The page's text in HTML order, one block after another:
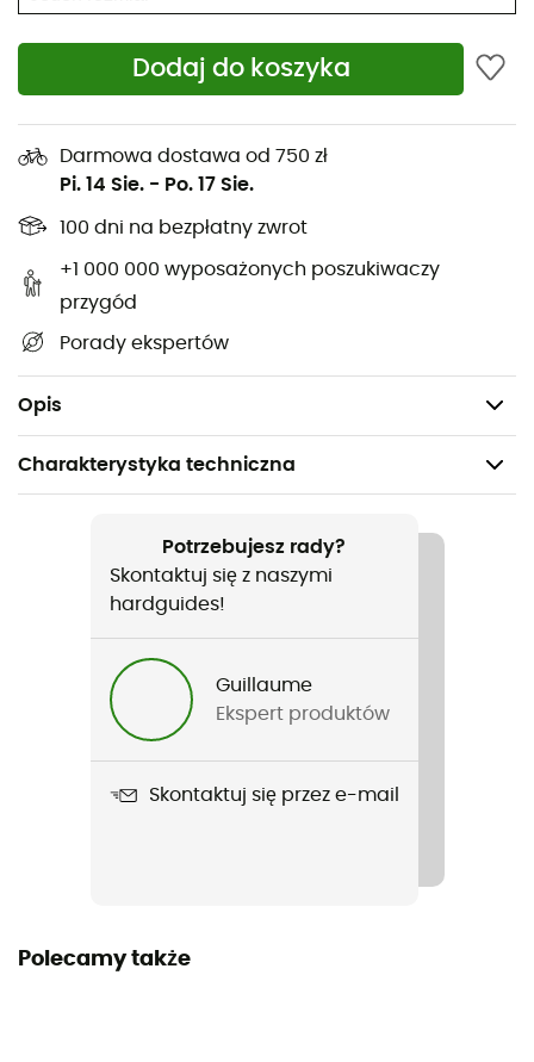
Dodaj do koszyka
Darmowa dostawa od 750 zł
Pi. 14 Sie. - Po. 17 Sie.
100 dni na bezpłatny zwrot
+1 000 000 wyposażonych poszukiwaczy
przygód
Porady ekspertów
Opis
przednim a tylnym blokiemtwoichraków Petzl
Barrettes Flexsą używane z elastycznymi butami i/lub
butami o rozmiarze powyżej 42.
Tebarrettes Flex
Kompatybilne ze wszystkimi rakami Petzl,
Waga: 70 g.
Charakterystyka techniczna
Turystyka piesza / Skituring / Alpinizm
Nazwa produktu
Barrettes souples Flex
new
Potrzebujesz rady?
Skontaktuj się z naszymi
hardguides!
Guillaume
Ekspert produktów
Skontaktuj się przez e-mail
Polecamy także